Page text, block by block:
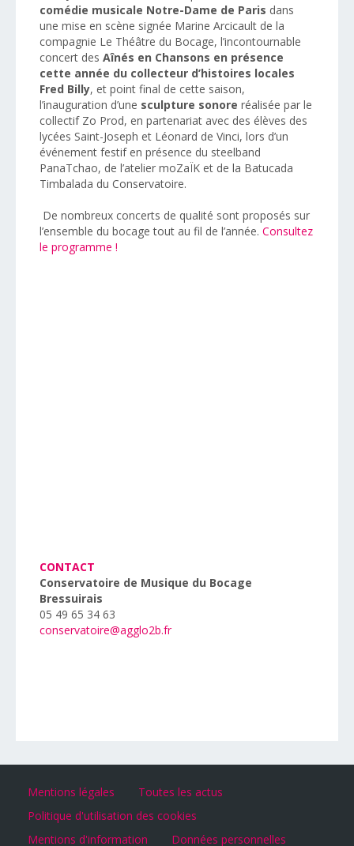
comédie musicale Notre-Dame de Paris dans
une mise en scène signée Marine Arcicault de la
compagnie Le Théâtre du Bocage, l’incontournable
concert des Aînés en Chansons en présence
cette année du collecteur d’histoires locales
Fred Billy, et point final de cette saison,
l’inauguration d’une sculpture sonore réalisée par le
collectif Zo Prod, en partenariat avec des élèves des
lycées Saint-Joseph et Léonard de Vinci, lors d’un
événement festif en présence du steelband
PanaTchao, de l’atelier moZaÏK et de la Batucada
Timbalada du Conservatoire.
De nombreux concerts de qualité sont proposés sur
l’ensemble du bocage tout au fil de l’année. Consultez
le programme !
CONTACT
Conservatoire de Musique du Bocage
Bressuirais
05 49 65 34 63
conservatoire@agglo2b.fr
Mentions légales
Toutes les actus
Politique d'utilisation des cookies
Mentions d'information
Données personnelles